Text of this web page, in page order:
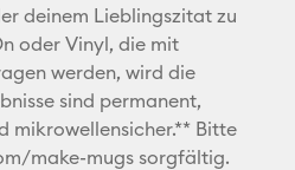
X
deinem Lieblingszitat zu
oder Vinyl, die mit
werden, wird die
sind permanent,
mikrowellensicher.** Bitte
make-mugs sorgfältig.